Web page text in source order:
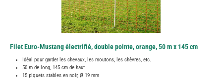
Filet Euro-Mustang électrifié, double pointe, orange, 50 m x 145 cm
Idéal pour garder les chevaux, les moutons, les chèvres, etc.
50 m de long, 145 cm de haut
15 piquets stables en noir, Ø 19 mm